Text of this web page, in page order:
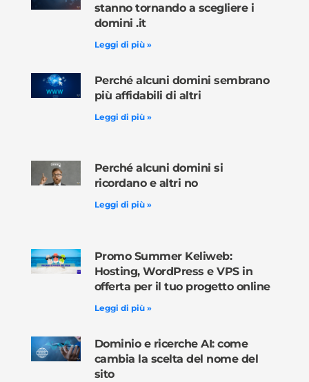
stanno tornando a scegliere i
domini .it
Leggi di più »
Perché alcuni domini sembrano
più affidabili di altri
Leggi di più »
Perché alcuni domini si
ricordano e altri no
Leggi di più »
Promo Summer Keliweb:
Hosting, WordPress e VPS in
offerta per il tuo progetto online
Leggi di più »
Dominio e ricerche AI: come
cambia la scelta del nome del
sito